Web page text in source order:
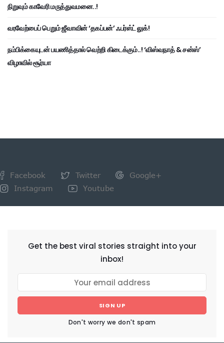
நிறுவும் காவேரி மருத்துவமனை..!
வரவேற்பைப் பெறும் ஜீவாவின் ‘தகப்பன்’ ஃபர்ஸ்ட் லுக்!
நம்பிக்கையுடன் பயணித்தால் வெற்றி கிடைக்கும்..! ‘விஸ்வநாத் & சன்ஸ்’
விழாவில் சூர்யா
Facebook Twitter
Google+
Instagram
Youtube
Get the best viral stories straight into your
inbox!
SIGN UP
Don't worry we don't spam